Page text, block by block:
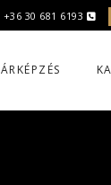
+36 30 681 6193
ÁRKÉPZÉS